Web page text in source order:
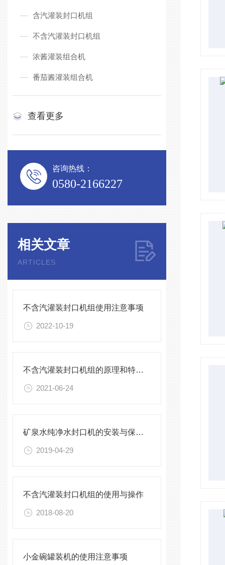
含汽灌装封口机组
不含汽灌装封口机组
浓酱灌装组合机
番茄酱灌装组合机
查看更多
咨询热线：
0580-2166227
相关文章
ARTICLES
不含汽灌装封口机组使用注意事项
2022-10-19
不含汽灌装封口机组的原理和特点介绍
2021-06-24
矿泉水纯净水封口机的安装与保养，不能有一丝的马虎
2019-04-29
不含汽灌装封口机组的使用与操作
2018-08-20
小金碗罐装机的使用注意事项